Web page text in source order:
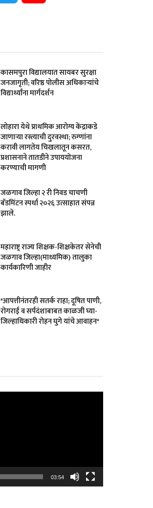
कासमपुरा विद्यालयात सायबर सुरक्षा
जनजागृती; वरिष्ठ पोलीस अधिकाऱ्यांचे
विद्यार्थ्यांना मार्गदर्शन
लोहारा येथे प्राथमिक आरोग्य केंद्राकडे
जाणाऱ्या रस्त्याची दुरवस्था; रुग्णांना
करावी लागतेय चिखलातून कसरत,
प्रशासनाने तातडीने उपाययोजना
करण्याची मागणी
जळगाव जिल्हा २ री निवड चाचणी
बॅडमिंटन स्पर्धा २०२६ उत्साहात संपन्न
झाले.
महाराष्ट्र राज्य शिक्षक-शिक्षकेतर सेनेची
जळगाव जिल्हा(माध्यमिक) तालुका
कार्यकारिणी जाहीर
*आपत्तीनंतरही सतर्क राहा; दूषित पाणी,
रोगराई व सर्पदंशाबाबत काळजी घ्या-
जिल्हाधिकारी रोहन घुगे यांचे आवाहन*
03:54